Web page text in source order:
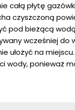
całą płytę
czyszczoną
pod bieżącą
wcześniej do
ułożyć na miejscu.
wody, ponieważ